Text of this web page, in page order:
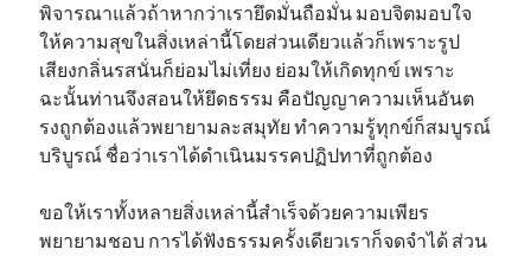
พิจารณาแล้วถ้าหากว่าเรายึดมั่นถือมั่น มอบจิตมอบใจ
ให้ความสุขในสิ่งเหล่านี้โดยส่วนเดียวแล้วก็เพราะรูป
เสียงกลิ่นรสนั่นก็ย่อมไม่เที่ยง ย่อมให้เกิดทุกข์ เพราะ
ฉะนั้นท่านจึงสอนให้ยึดธรรม คือปัญญาความเห็นอันต
รงถูกต้องแล้วพยายามละสมุทัย ทำความรู้ทุกข์ก็สมบูรณ์
บริบูรณ์ ชื่อว่าเราได้ดำเนินมรรคปฏิปทาที่ถูกต้อง
ขอให้เราทั้งหลายสิ่งเหล่านี้สำเร็จด้วยความเพียร
พยายามชอบ การได้ฟังธรรมครั้งเดียวเราก็จดจำได้ ส่วน